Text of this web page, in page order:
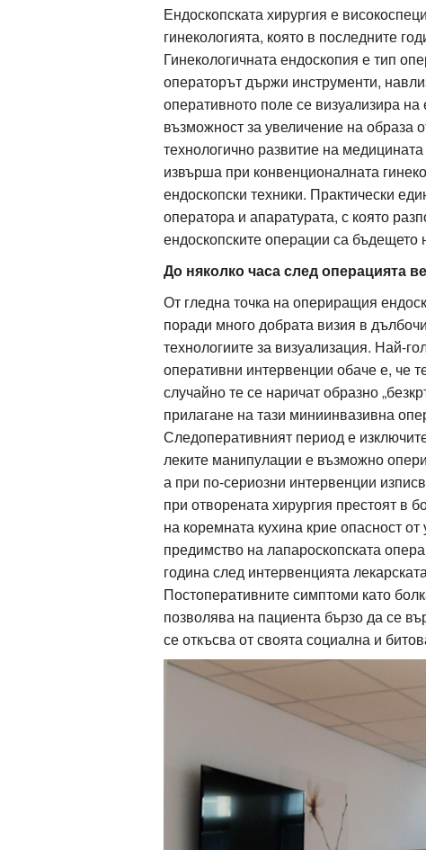
Ендоскопската хирургия е
гинекологията, която в последните
Гинекологичната ендоскопия е тип
операторът държи инструменти,
оперативното поле се визуализира
възможност за увеличение на образа
технологично развитие на
извърша при конвенционалната
ендоскопски техники. Практически
оператора и апаратурата, с която
ендоскопските операции са бъдещето
До няколко часа след операцията
От гледна точка на опериращия
поради много добрата визия в
технологиите за визуализация. Най-
оперативни интервенции обаче е, че
случайно те се наричат образно
прилагане на тази миниинвазивна
Следоперативният период е
леките манипулации е възможно
а при по-сериозни интервенции
при отворената хирургия престоят в
на коремната кухина крие опасност
предимство на лапароскопската
година след интервенцията
Постоперативните симптоми като
позволява на пациента бързо да се
се откъсва от своята социална и